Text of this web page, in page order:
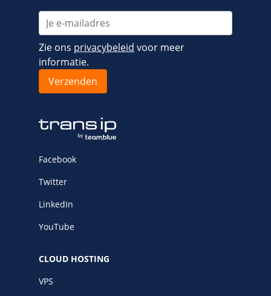
Zie ons privacybeleid voor meer
informatie.
Facebook
Twitter
LinkedIn
YouTube
CLOUD HOSTING
VPS